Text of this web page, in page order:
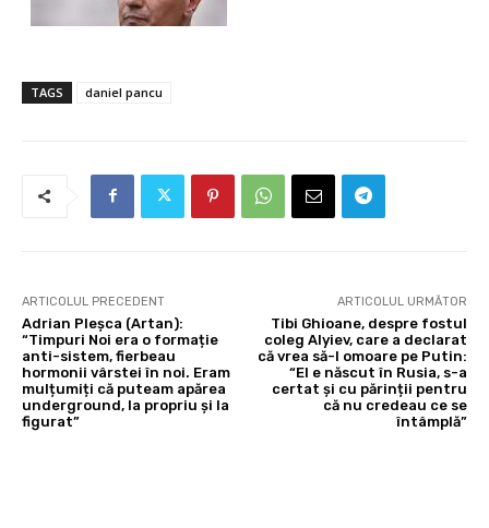
TAGS daniel pancu
ARTICOLUL PRECEDENT
Adrian Pleșca (Artan):
“Timpuri Noi era o formație
anti-sistem, fierbeau
hormonii vârstei în noi. Eram
mulțumiți că puteam apărea
underground, la propriu și la
figurat”
ARTICOLUL URMĂTOR
Tibi Ghioane, despre fostul
coleg Alyiev, care a declarat
că vrea să-l omoare pe Putin:
“El e născut în Rusia, s-a
certat și cu părinții pentru
că nu credeau ce se
întâmplă”